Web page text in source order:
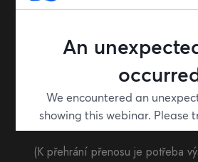
(K přehrání přenosu je potřeba